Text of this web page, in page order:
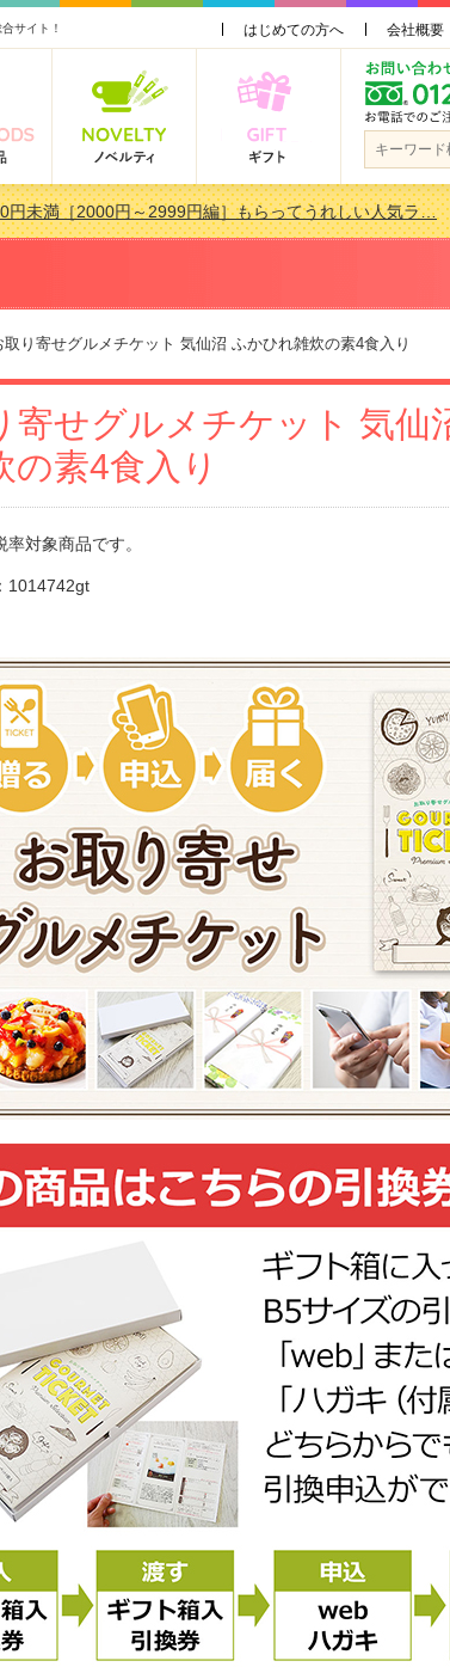
サイト！ はじめての方へ 会社概要
円未満［2000円～2999円編］もらってうれしい人気ラ…
め金額別人気ランキング 更新しました！
未満［2000円～2999円編］もらってうれしい人気ラ…
嬉しい景品とは？ 更新しました！
寄せグルメチケット 気仙沼 ふかひれ雑炊の素4食入り
寄せグルメチケット 気仙
の素4食入り
対象商品です。
1014742gt